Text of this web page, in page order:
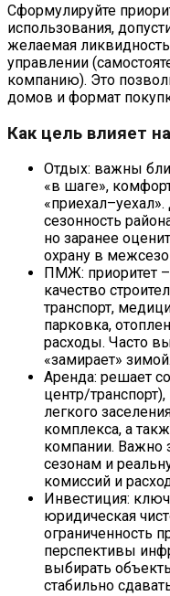
Сформулируйте
использования,
желаемая ликвидность
управлении
компанию). Это
домов и формат
Как цель влияет
Отдых: важны
«в шаге»,
сезонность
но заранее
охрану в
ПМЖ: приоритет –
качество
транспорт,
парковка,
расходы. Часто
«замирает» зимой.
Аренда: решает
центр/
легкого
комплекса, а
компании. Важно
сезонам и
комиссий и
Инвестиция:
юридическая
ограниченность
перспективы
выбирать
стабильно